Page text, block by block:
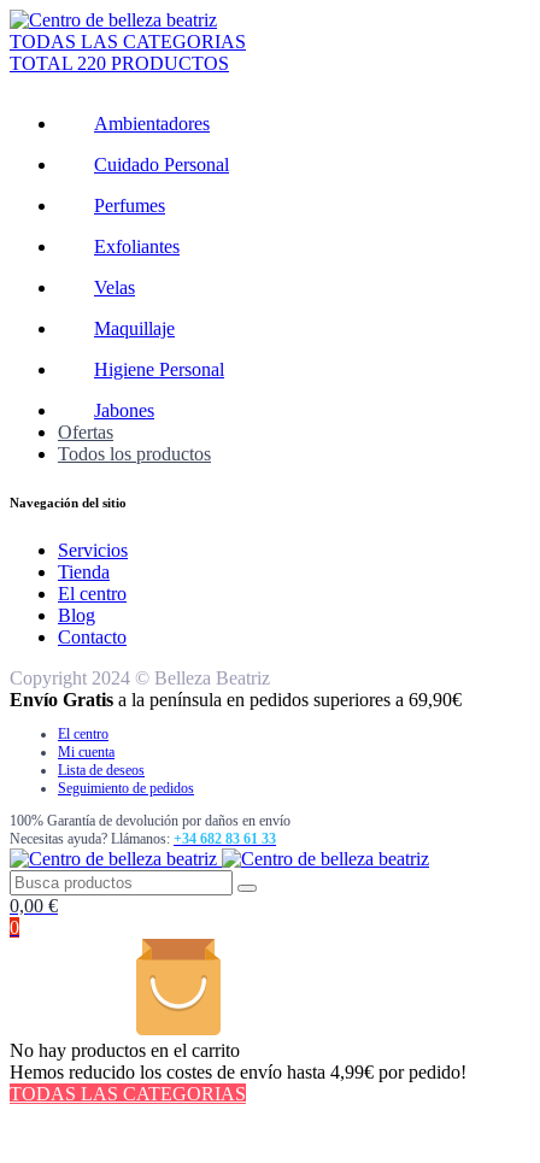
TODAS LAS CATEGORIAS
TOTAL 220 PRODUCTOS
Ambientadores
Cuidado Personal
Perfumes
Exfoliantes
Velas
Maquillaje
Higiene Personal
Jabones
Ofertas
Todos los productos
Navegación del sitio
Servicios
Tienda
El centro
Blog
Contacto
Copyright 2024 © Belleza Beatriz
Envío Gratis a la península en pedidos superiores a 69,90€
El centro
Mi cuenta
Lista de deseos
Seguimiento de pedidos
100% Garantía de devolución por daños en envío
Necesitas ayuda? Llámanos: +34 682 83 61 33
0,00 €
0
No hay productos en el carrito
Hemos reducido los costes de envío hasta 4,99€ por pedido!
TODAS LAS CATEGORIAS